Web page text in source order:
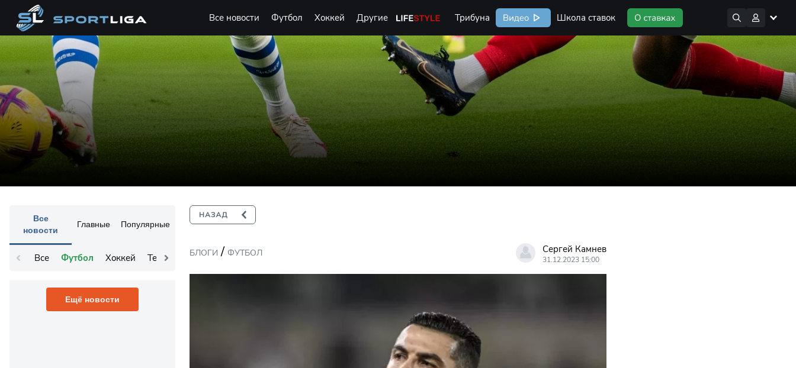
Все новости Футбол Хоккей Другие Life Style Трибуна Видео Школа ставок
Все
новости
Главные Популярные
Все Футбол Хоккей Теннис Остальное
Ещё новости
БЛОГИ / ФУТБОЛ Сергей Камнев
31.12.2023 15:00